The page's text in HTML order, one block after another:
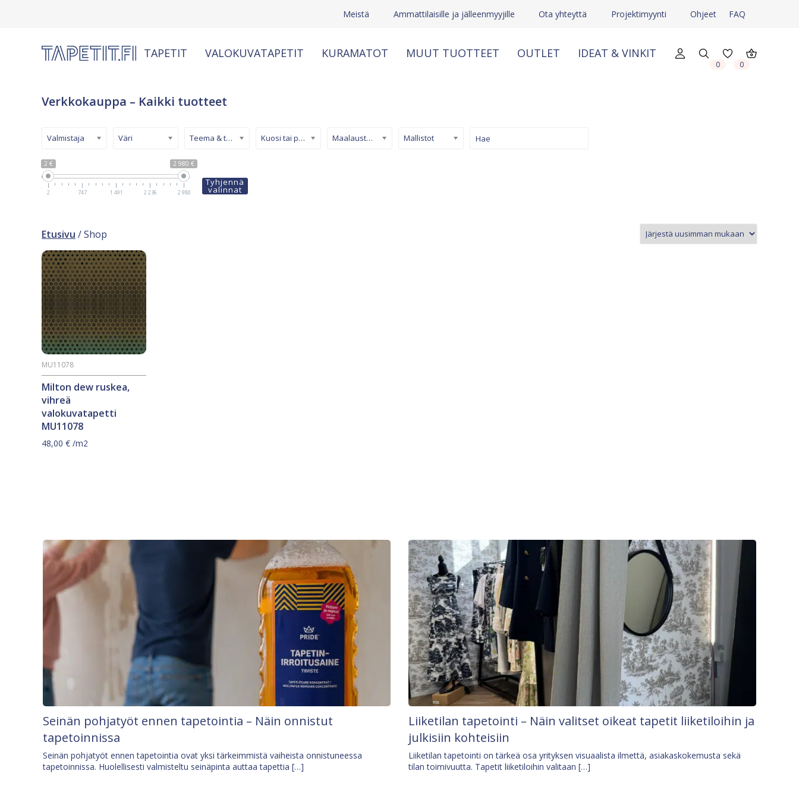
Meistä Ammattilaisille ja jälleenmyyjille Ota yhteyttä Projektimyynti Ohjeet FAQ
TAPETIT VALOKUVATAPETIT KURAMATOT MUUT TUOTTEET OUTLET IDEAT & VINKIT
0 0
Verkkokauppa – Kaikki tuotteet
2 € 2 980 €
2 747 1 491 2 236 2 980
Valmistaja Väri Teema & tyyli Kuosi tai pinta Maalaustapetti Mallistot
Tyhjennä
valinnat
Etusivu / Shop
Milton dew ruskea,
vihreä
valokuvatapetti
MU11078
MU11078
48,00 € /m2
Seinän pohjatyöt ennen tapetointia – Näin onnistut
tapetoinnissa
Seinän pohjatyöt ennen tapetointia ovat yksi tärkeimmistä vaiheista onnistuneessa
tapetoinnissa. Huolellisesti valmisteltu seinäpinta auttaa tapettia […]
Liiketilan tapetointi – Näin valitset oikeat tapetit liiketiloihin ja
julkisiin kohteisiin
Liiketilan tapetointi on tärkeä osa yrityksen visuaalista ilmettä, asiakaskokemusta sekä
tilan toimivuutta. Tapetit liiketiloihin valitaan […]